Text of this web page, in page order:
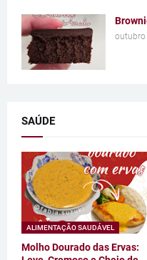
outubro
SAÚDE
ALIMENTAÇÃO SAUDÁVEL
Molho Dourado das Ervas: